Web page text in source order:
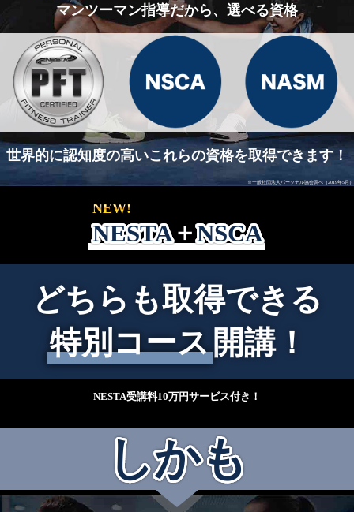
マンツーマン指導だから、選べる資格
世界的に認知度の高いこれらの資格を取得できます！
※一般社団法人パーソナル協会調べ（2019年5月）
NEW!
NESTA＋NSCA
どちらも取得できる
特別コース 開講！
NESTA受講料10万円サービス付き！
しかも